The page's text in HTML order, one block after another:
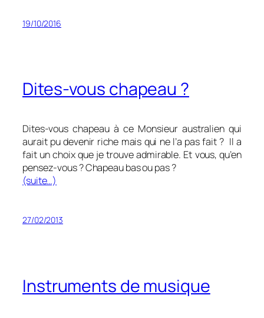
19/10/2016
Dites-vous chapeau ?
Dites-vous chapeau à ce Monsieur australien qui
aurait pu devenir riche mais qui ne l’a pas fait ? Il a
fait un choix que je trouve admirable. Et vous, qu’en
pensez-vous ? Chapeau bas ou pas ?
(suite…)
27/02/2013
Instruments de musique